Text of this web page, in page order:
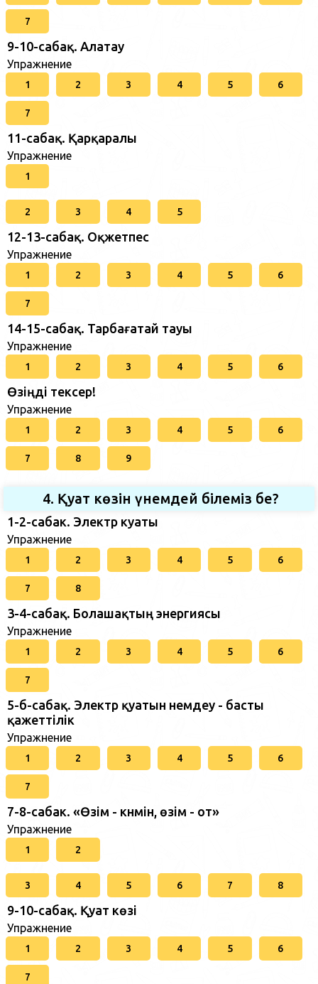
7
9-10-сабақ. Алатау
Упражнение
1 2 3 4 5 6
7
11-сабақ. Қарқаралы
Упражнение
1
2 3 4 5
12-13-сабақ. Оқжетпес
Упражнение
1 2 3 4 5 6
7
14-15-сабақ. Тарбағатай тауы
Упражнение
1 2 3 4 5 6
Өзіңді тексер!
Упражнение
1 2 3 4 5 6
7 8 9
4. Қуат көзін үнемдей білеміз бе?
1-2-сабак. Электр куаты
Упражнение
1 2 3 4 5 6
7 8
3-4-сабақ. Болашақтың энергиясы
Упражнение
1 2 3 4 5 6
7
5-б-сабақ. Электр қуатын үнемдеу - басты
қажеттілік
Упражнение
1 2 3 4 5 6
7
7-8-сабак. «Өзім - күнмін, өзім - от»
Упражнение
1 2
3 4 5 6 7 8
9-10-сабақ. Қуат көзі
Упражнение
1 2 3 4 5 6
7